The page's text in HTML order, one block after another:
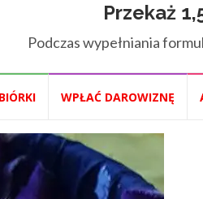
Przekaż
Podczas wypełniania
WPŁAĆ DAROWIZNĘ